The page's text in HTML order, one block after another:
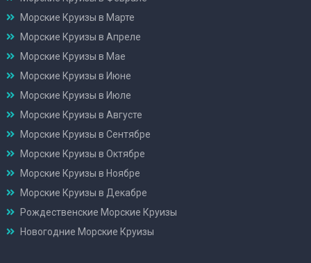
Морские Круизы в Марте
Морские Круизы в Апреле
Морские Круизы в Мае
Морские Круизы в Июне
Морские Круизы в Июле
Морские Круизы в Августе
Морские Круизы в Сентябре
Морские Круизы в Октябре
Морские Круизы в Ноябре
Морские Круизы в Декабре
Рождественские Морские Круизы
Новогодние Морские Круизы